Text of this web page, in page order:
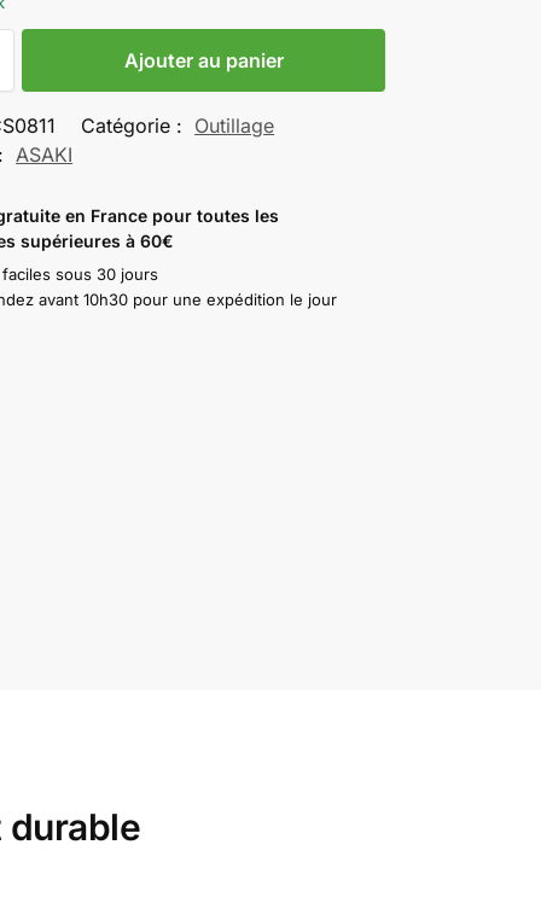
Ajouter au panier
Catégorie : Outillage
ASAKI
en France pour toutes les
supérieures à 60€
sous 30 jours
avant 10h30 pour une expédition le jour
durable